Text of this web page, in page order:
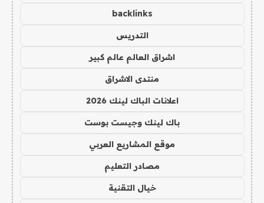
backlinks
التدريس
اشراق العالم عالم كبير
منتدى الاشراق
اعلانات الباك لينك 2026
باك لينك وجيست بوست
موقع المشاريع العربي
مصادر التعليم
خيال التقنية